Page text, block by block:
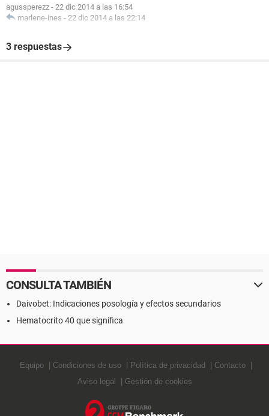
agussperezz - 22 dic 2014 a las 16:54
marlene-ines - 22 dic 2014 a las 22:14
3 respuestas
CONSULTA TAMBIÉN
Daivobet: Indicaciones posología y efectos secundarios
Hematocrito 40 que significa
Equipo Condiciones de uso Política de privacidad
Contacto
Aviso legal
Gestión de cookies